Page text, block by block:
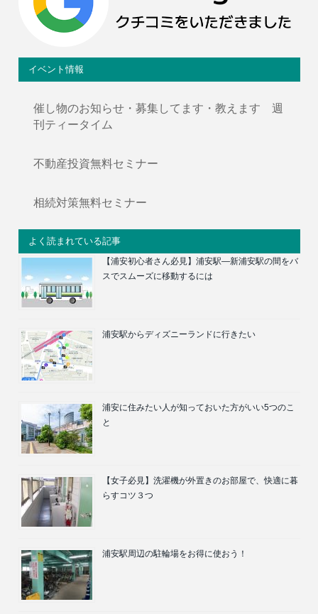
イベント情報
催し物のお知らせ・募集してます・教えます 週
刊ティータイム
不動産投資無料セミナー
相続対策無料セミナー
よく読まれている記事
【浦安初心者さん必見】浦安駅―新浦安駅の間をバ
スでスムーズに移動するには
浦安駅からディズニーランドに行きたい
浦安に住みたい人が知っておいた方がいい5つのこ
と
【女子必見】洗濯機が外置きのお部屋で、快適に暮
らすコツ３つ
浦安駅周辺の駐輪場をお得に使おう！